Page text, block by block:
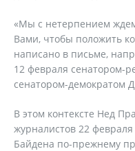
«Мы с нетерпением
Вами, чтобы положить
написано в письме,
12 февраля сенатором-
сенатором-демократом
В этом контексте Нед
журналистов 22
Байдена по-прежнему